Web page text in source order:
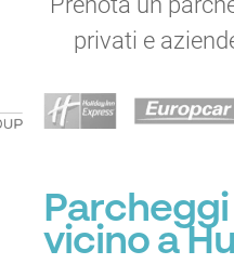
privati e
vicino a
P